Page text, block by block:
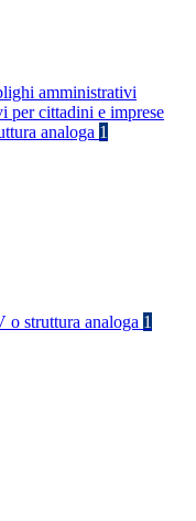
amministrativi
per cittadini e imprese
analoga 1
o struttura analoga 1